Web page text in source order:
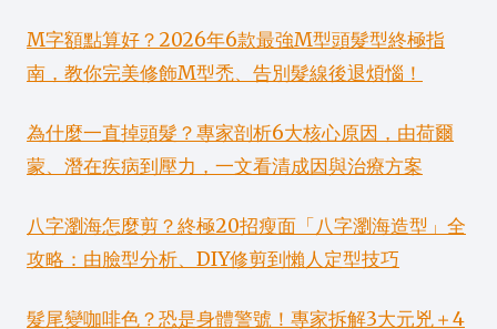
M字額點算好？2026年6款最強M型頭髮型終極指
南，教你完美修飾M型禿、告別髮線後退煩惱！
為什麼一直掉頭髮？專家剖析6大核心原因，由荷爾
蒙、潛在疾病到壓力，一文看清成因與治療方案
八字瀏海怎麼剪？終極20招瘦面「八字瀏海造型」全
攻略：由臉型分析、DIY修剪到懶人定型技巧
髮尾變咖啡色？恐是身體警號！專家拆解3大元兇＋4